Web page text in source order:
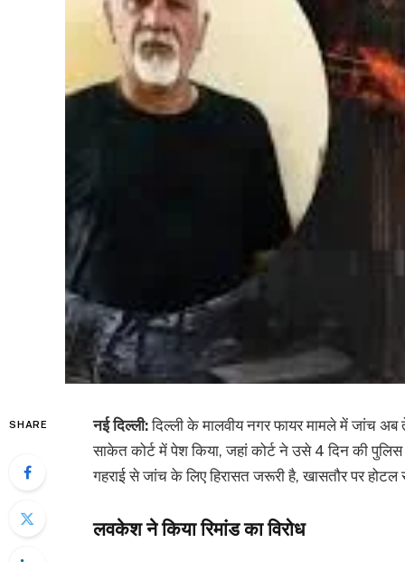
SHARE नई दिल्ली:दिल्ली के मालवीय नगर फायर मामले में जांच
साकेत कोर्ट में पेश किया, जहां कोर्ट ने उसे 4 दिन की
गहराई से जांच के लिए हिरासत जरूरी है, खासतौर पर
लवकेश ने किया रिमांड का विरोध